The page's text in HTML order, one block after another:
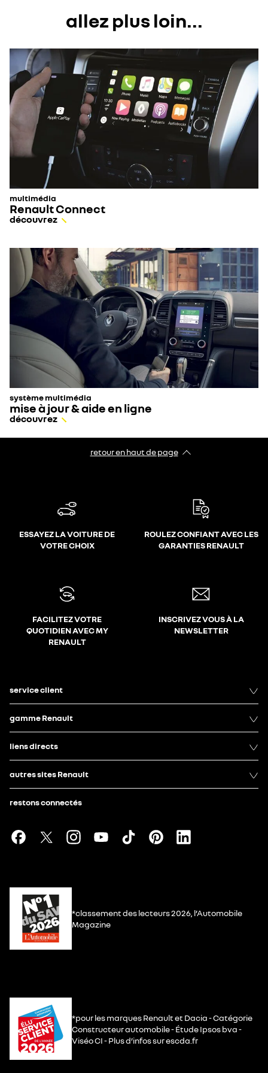
Vous pourrez alors bénéficier des nouvelles
allez plus loin...
multimédia
Renault Connect
découvrez
système multimédia
mise à jour & aide en ligne
découvrez
retour en haut de page​
ESSAYEZ LA VOITURE DE
VOTRE CHOIX
ROULEZ CONFIANT AVEC LES
GARANTIES RENAULT
FACILITEZ VOTRE
QUOTIDIEN AVEC MY
RENAULT
INSCRIVEZ VOUS À LA
NEWSLETTER
service client
gamme Renault
liens directs
autres sites Renault
restons connectés
*classement des lecteurs 2026, l’Automobile
Magazine
*pour les marques Renault et Dacia - Catégorie
Constructeur automobile - Étude Ipsos bva -
Viséo CI - Plus d’infos sur escda.fr